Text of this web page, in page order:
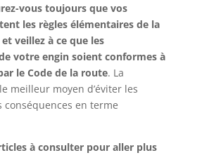
vous toujours que vos
les règles élémentaires de la
veillez à ce que les
votre engin soient conformes à
le Code de la route. La
meilleur moyen d’éviter les
en terme
à consulter pour aller plus